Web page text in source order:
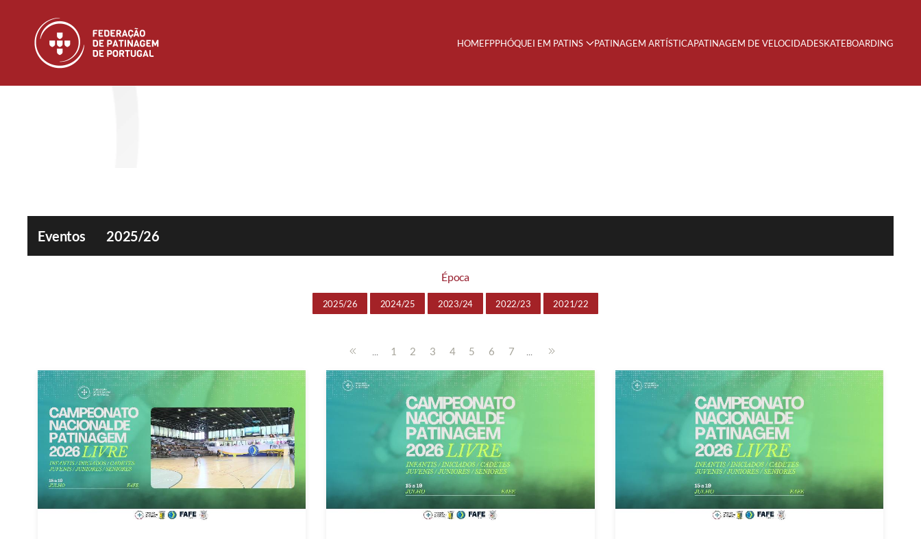
Skip to main content HOMEFPPHÓQUEI EM PATINS PATINAGEM ARTÍSTICAPATINAGEM DE VELOCIDADESKATEBOARDING
Eventos 2025/26
Época
2025/26 2024/25 2023/24 2022/23 2021/22
... 1 2 3 4 5 6 7 ...